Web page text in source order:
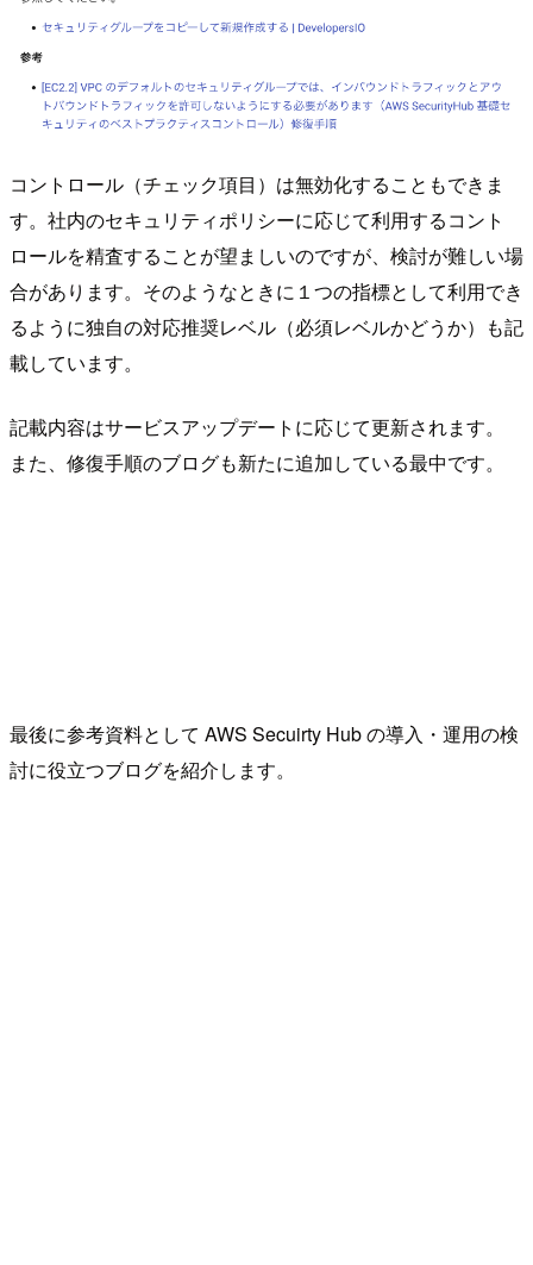
コントロール（チェック項目）は無効化することもできま
す。社内のセキュリティポリシーに応じて利用するコント
ロールを精査することが望ましいのですが、検討が難しい場
合があります。そのようなときに１つの指標として利用でき
るように独自の対応推奨レベル（必須レベルかどうか）も記
載しています。
記載内容はサービスアップデートに応じて更新されます。
また、修復手順のブログも新たに追加している最中です。
最後に参考資料として AWS Secuirty Hub の導入・運用の検
討に役立つブログを紹介します。